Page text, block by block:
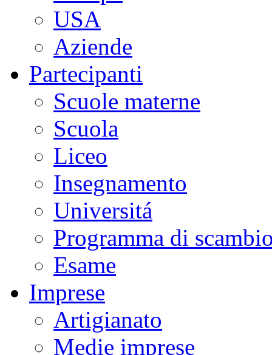
USA
Aziende
Partecipanti
Scuole materne
Scuola
Liceo
Insegnamento
Universitá
Programma di
Esame
Imprese
Artigianato
Medie imprese